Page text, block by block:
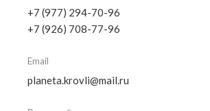
+7 (977) 294-70-96
+7 (926) 708-77-96
Email
planeta.krovli@mail.ru